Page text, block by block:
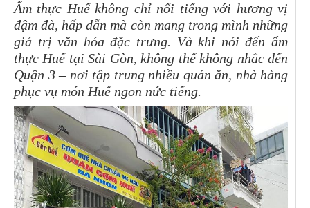
Ẩm thực Huế không chỉ nổi tiếng với hương vị
đậm đà, hấp dẫn mà còn mang trong mình những
giá trị văn hóa đặc trưng. Và khi nói đến ẩm
thực Huế tại Sài Gòn, không thể không nhắc đến
Quận 3 – nơi tập trung nhiều quán ăn, nhà hàng
phục vụ món Huế ngon nức tiếng.